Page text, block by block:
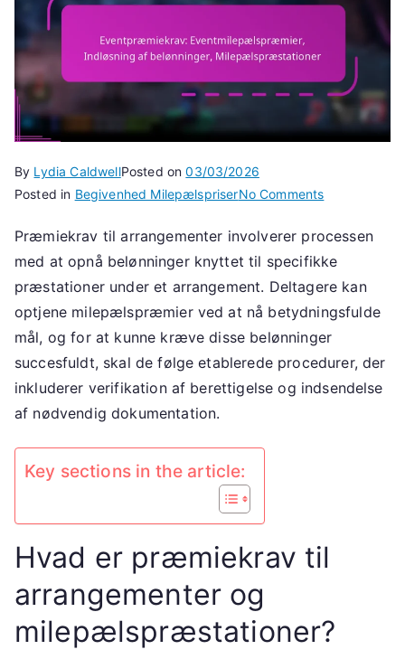
By Lydia CaldwellPosted on03/03/2026
Posted in Begivenhed MilepælspriserNo Commentson
Indløsning
af
belønninger,
Præmiekrav til arrangementer involverer processen
med at opnå belønninger knyttet til specifikke
præstationer under et arrangement. Deltagere kan
optjene milepælspræmier ved at nå betydningsfulde
mål, og for at kunne kræve disse belønninger
succesfuldt, skal de følge etablerede procedurer, der
inkluderer verifikation af berettigelse og indsendelse
af nødvendig dokumentation.
Key sections in the article:
Hvad er præmiekrav til
arrangementer og
milepælspræstationer?